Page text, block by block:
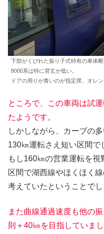
下部がくびれた振り子式特有の車体断
8000系は特に背丈が低い。
ドアの周りが青いのが指定席、オレン
ところで、この車両は試
たようです。
しかしながら、カーブの
130㎞運転さえ短い区間で
もし160㎞の営業運転を
区間で湖西線やほくほく
考えていたということでし
また曲線通過速度も他の
則＋40㎞を目指していま